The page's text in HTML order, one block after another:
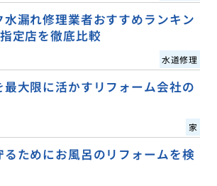
水漏れ修理業者おすすめランキン
定店を徹底比較
水道修理
最大限に活かすリフォーム会社の
家
ためにお風呂のリフォームを検